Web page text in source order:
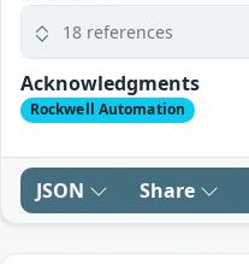
18 references
Acknowledgments
Rockwell Automation
JSON Share